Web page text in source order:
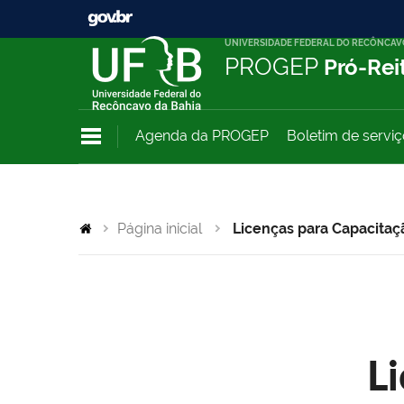
UNIVERSIDADE FEDERAL DO
PROGEP Pró-
Agenda da PROGEP Boletim de
Página inicial Licenças para